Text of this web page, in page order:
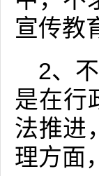
宣传教
2、
是在行
法推进
理方面